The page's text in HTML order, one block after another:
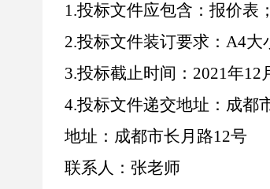
1.投标文件应包含：报价表
2.投标文件装订要求： A4大
3.投标截止时间： 2021年12
4.投标文件递交地址：成都
地址：成都市长月路12号
联系人：张老师